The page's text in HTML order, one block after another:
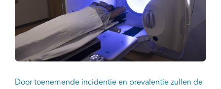
Door toenemende incidentie en prevalentie zullen de